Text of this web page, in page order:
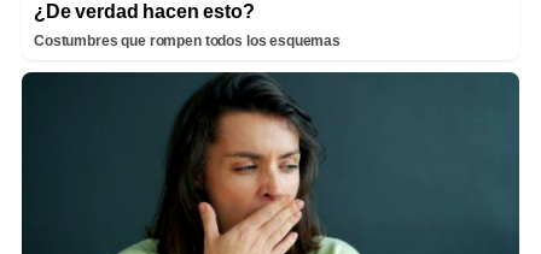
¿De verdad hacen esto?
Costumbres que rompen todos los esquemas